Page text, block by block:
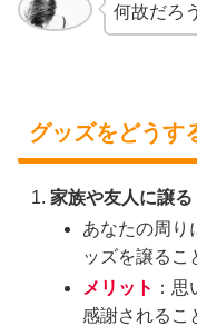
何故だろ
グッズをどうす
家族や友人に譲
あなたの周り
ッズを譲るこ
メリット ：
感謝されるこ